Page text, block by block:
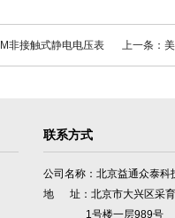
非接触式静电电压表 上一条：
联系方式
公司名称：北京益通众泰科
地 址：北京市大兴区采育
1号楼一层989号